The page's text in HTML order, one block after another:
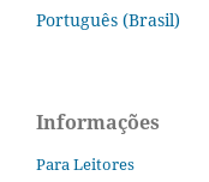
Português (Brasil)
Informações
Para Leitores